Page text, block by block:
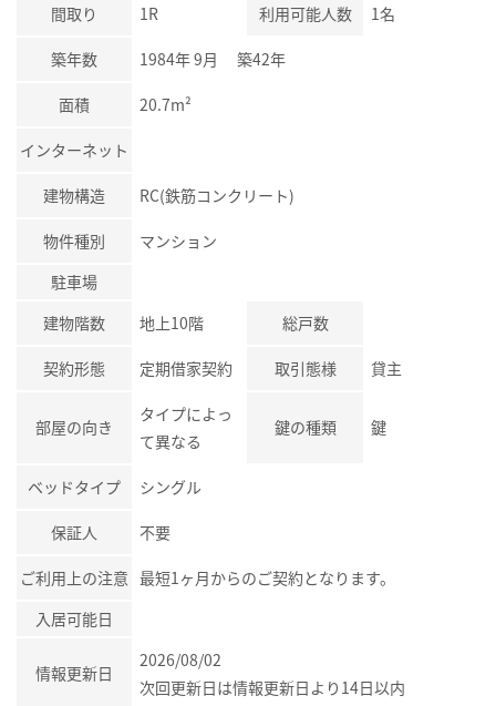
間取り 1R 利用可能人数 1名
築年数 1984年 9月 築42年
面積 20.7m²
インターネット
建物構造 RC(鉄筋コンクリート)
物件種別
マンション
駐車場
建物階数
地上10階 総戸数
契約形態 定期借家契約 取引態様 貸主
部屋の向き
タイプによっ
て異なる
鍵の種類 鍵
ベッドタイプ シングル
保証人 不要
ご利用上の注意 最短1ヶ月からのご契約となります。
入居可能日
情報更新日
2026/08/02
次回更新日は情報更新日より14日以内